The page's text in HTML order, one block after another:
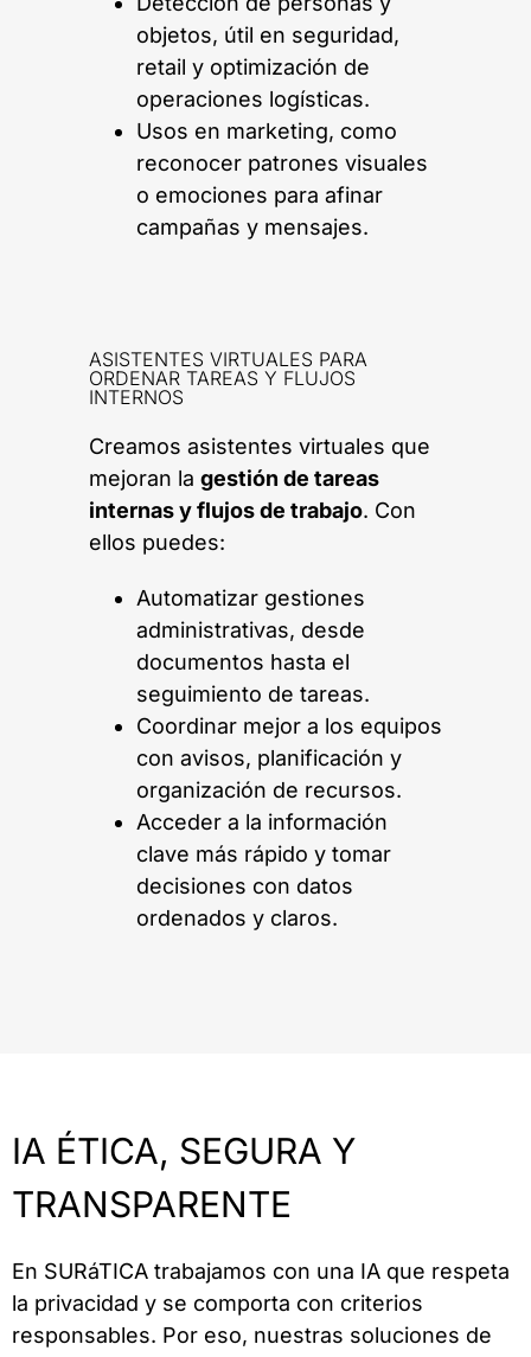
objetos, útil en seguridad,
retail y optimización de
operaciones logísticas.
Usos en marketing, como
reconocer patrones visuales
o emociones para afinar
campañas y mensajes.
ASISTENTES VIRTUALES PARA
ORDENAR TAREAS Y FLUJOS
INTERNOS
Creamos asistentes virtuales que
mejoran la gestión de tareas
internas y flujos de trabajo. Con
ellos puedes:
Automatizar gestiones
administrativas, desde
documentos hasta el
seguimiento de tareas.
Coordinar mejor a los equipos
con avisos, planificación y
organización de recursos.
Acceder a la información
clave más rápido y tomar
decisiones con datos
ordenados y claros.
IA ÉTICA, SEGURA Y
TRANSPARENTE
En SURáTICA trabajamos con una IA que respeta
la privacidad y se comporta con criterios
responsables. Por eso, nuestras soluciones de